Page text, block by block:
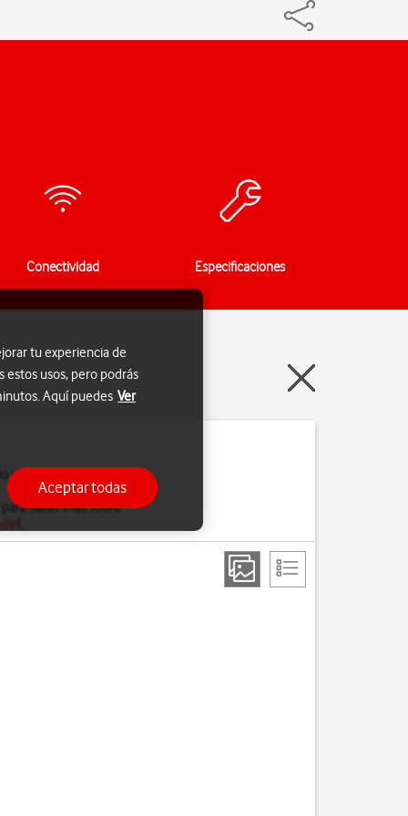
Conectividad Especificaciones
ocupado, solo
saber más sobre
tu experiencia de
estos usos, pero podrás
Aquí puedes Ver
Aceptar todas